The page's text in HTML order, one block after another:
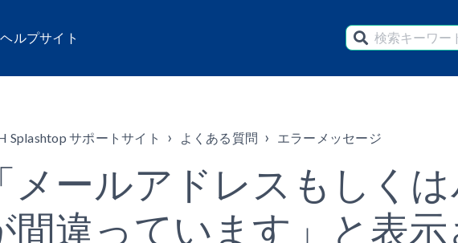
ルプサイト
Splashtop サポートサイト よくある質問 エラーメッセージ
メールアドレスもしく
間違っています」と表示